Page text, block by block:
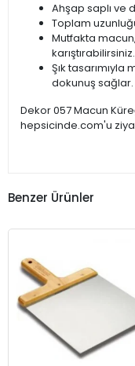
Ahşap saplı ve
Toplam
Mutfakta
karıştırabilirsiniz.
Şık
dokunuş sağlar.
Dekor 057 Macun
hepsicinde.com'u
Benzer Ürünler